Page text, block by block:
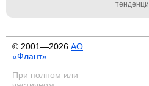
© 2001—2026 АО
«Флант»
При полном или